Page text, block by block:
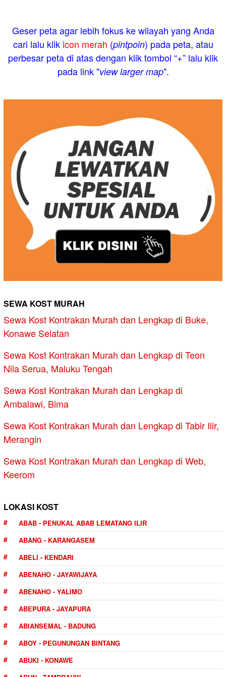
Geser peta agar lebih fokus ke wilayah yang Anda
cari lalu klik icon merah (pintpoin) pada peta, atau
perbesar peta di atas dengan klik tombol “+” lalu klik
pada link "view larger map".
SEWA KOST MURAH
Sewa Kost Kontrakan Murah dan Lengkap di Buke,
Konawe Selatan
Sewa Kost Kontrakan Murah dan Lengkap di Teon
Nila Serua, Maluku Tengah
Sewa Kost Kontrakan Murah dan Lengkap di
Ambalawi, Bima
Sewa Kost Kontrakan Murah dan Lengkap di Tabir Ilir,
Merangin
Sewa Kost Kontrakan Murah dan Lengkap di Web,
Keerom
LOKASI KOST
ABAB - PENUKAL ABAB LEMATANG ILIR
ABANG - KARANGASEM
ABELI - KENDARI
ABENAHO - JAYAWIJAYA
ABENAHO - YALIMO
ABEPURA - JAYAPURA
ABIANSEMAL - BADUNG
ABOY - PEGUNUNGAN BINTANG
ABUKI - KONAWE